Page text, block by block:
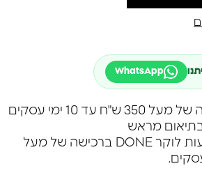
WhatsApp
עד 10 ימי עסקים
בתיאום מראש
משלוח חינם באמצעות לוקר DONE ברכישה של מעל